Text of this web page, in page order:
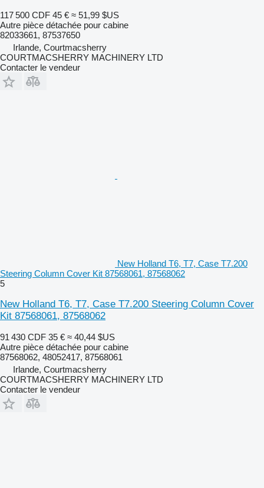
117 500 CDF 45 € ≈ 51,99 $US
Autre pièce détachée pour cabine
82033661, 87537650
Irlande, Courtmacsherry
COURTMACSHERRY MACHINERY LTD
Contacter le vendeur
New Holland T6, T7, Case T7.200
Steering Column Cover Kit 87568061, 87568062
5
New Holland T6, T7, Case T7.200 Steering Column Cover
Kit 87568061, 87568062
91 430 CDF 35 € ≈ 40,44 $US
Autre pièce détachée pour cabine
87568062, 48052417, 87568061
Irlande, Courtmacsherry
COURTMACSHERRY MACHINERY LTD
Contacter le vendeur